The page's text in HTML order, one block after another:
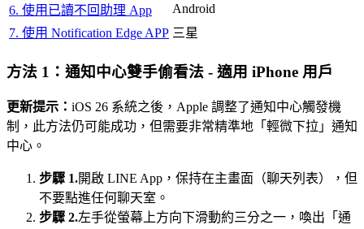
6. 使用已讀不回助理 App
Android
7. 使用 Notification Edge APP 三星
方法 1：通知中心雙手偷看法 - 適用 iPhone 用戶
更新提示： iOS 26 系統之後，Apple 調整了通知中心觸發機
制，此方法仍可能成功，但需要非常精準地「輕微下拉」通知
中心。
步驟 1.開啟 LINE App，保持在主畫面（聊天列表），但
不要點進任何聊天室。
步驟 2.左手從螢幕上方向下滑動約三分之一，喚出「通